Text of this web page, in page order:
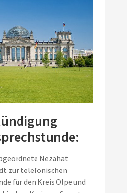
Nezahat
zur telefonischen
für den Kreis Olpe und